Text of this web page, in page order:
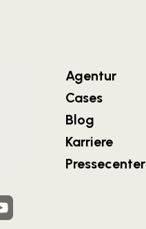
Agentur
Cases
Blog
Karriere
Pressecenter